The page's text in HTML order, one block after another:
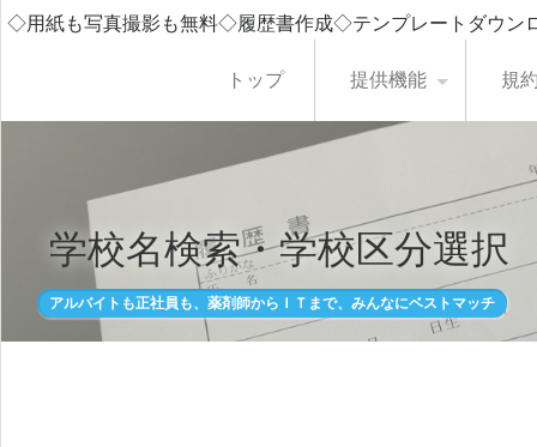
◇用紙も写真撮影も無料◇履歴書作成◇テンプレートダウ
トップ 提供機能 規
学校名検索・学校区分選択
アルバイトも正社員も、薬剤師からＩＴまで、みんなにベストマッチ